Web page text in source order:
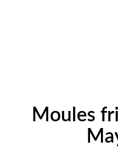
Moules